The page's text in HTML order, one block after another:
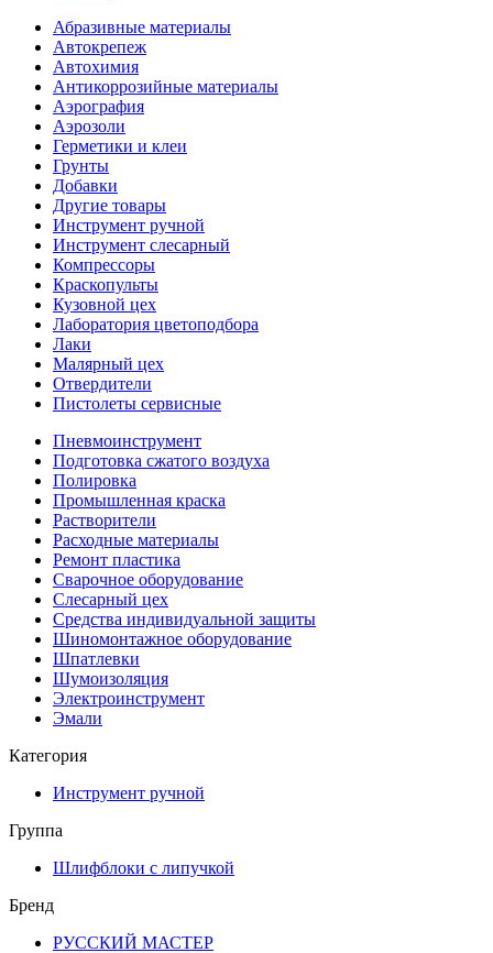
Абразивные материалы
Автокрепеж
Автохимия
Антикоррозийные материалы
Аэрография
Аэрозоли
Герметики и клеи
Грунты
Добавки
Другие товары
Инструмент ручной
Инструмент слесарный
Компрессоры
Краскопульты
Кузовной цех
Лаборатория цветоподбора
Лаки
Малярный цех
Отвердители
Пистолеты сервисные
Пневмоинструмент
Подготовка сжатого воздуха
Полировка
Промышленная краска
Растворители
Расходные материалы
Ремонт пластика
Сварочное оборудование
Слесарный цех
Средства индивидуальной защиты
Шиномонтажное оборудование
Шпатлевки
Шумоизоляция
Электроинструмент
Эмали
Категория
Инструмент ручной
Группа
Шлифблоки с липучкой
Бренд
РУССКИЙ МАСТЕР